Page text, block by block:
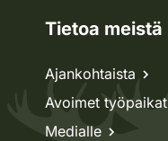
Tietoa meistä
Ajankohtaista
Avoimet työpaikat
Medialle